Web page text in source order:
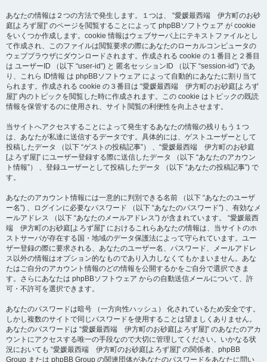
あなたの情報は２つの方法で発生します。１つは、 “愛媛最西端 伊方町のお砂
庭[よろず屋]” のページを閲覧することによって phpBBソフトウェア が cookie
をいくつか作成します。cookie 情報はウェブサーバ上にテキストファイルとし
て作成され、このファイルは閲覧要求の際にあなたのローカルコンピュータの
ウェブブラウザにダウンロードされます。作成される cookie の１番目と２番目
は ユーザーID （以下 “user-id”) と 匿名セッションID （以下 “session-id”) であ
り、これら ID情報 は phpBBソフトウェア によって自動的にあなたに割り当て
られます。作成される cookie の３番目は “愛媛最西端 伊方町のお砂庭[よろず
屋]” 内のトピックを閲覧した時に作成されます。この cookie はトピックの既読
情報を保管するのに使用され、サイト閲覧の利便性を向上させます。
当サイトへアクセスすることによって発生するあなたの情報の残りもう１つ
は、あなたが私達に送信するデータです。具体的には、ゲストユーザーとして
投稿したデータ （以下 “ゲストの投稿記事”） 、“愛媛最西端 伊方町のお砂庭
[よろず屋]” にユーザー登録する際に送信したデータ （以下 “あなたのアカウン
ト情報”） 、登録ユーザーとして投稿したデータ （以下 “あなたの投稿記事”) で
す。
あなたのアカウント情報には一意的に判別できる名前 （以下 “あなたのユーザ
ー名”) 、ログインに必要なパスワード （以下 “あなたのパスワード”) 、有効なメ
ールアドレス （以下 “あなたのメールアドレス”) が含まれています。 “愛媛最西
端 伊方町のお砂庭[よろず屋]” におけるこれらあなたの情報は、当サイトのホ
ストサーバが存在する国・地域のデータ保護法によって守られています。ユー
ザー登録の際に要求される、あなたのユーザー名、パスワード、メールアドレ
ス以外の情報はオプション的なものであり入力しなくてもかまいません。あな
たはご自分のアカウント情報のどの情報を公開するかをご自分で選択できま
す。さらにあなたは phpBBソフトウェア からの自動送信メールについて、許
可・不許可を選択できます。
あなたのパスワードは暗号 （一方向性ハッシュ） 化されているため安全です。
しかし複数のサイトで同じパスワードを使用することは望ましくありません。
あなたのパスワードは “愛媛最西端 伊方町のお砂庭[よろず屋]” のあなたのアカ
ウントにアクセスする唯一の手段なので大切に管理してください。いかなる状
況においても “愛媛最西端 伊方町のお砂庭[よろず屋]” の関係者、phpBB
Group または phpBB Group の関連団体があなたのパスワードをあなたに問い